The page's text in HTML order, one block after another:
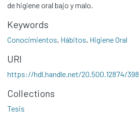
Communities & Collections
All of DSpace
Statistics
de higiene oral bajo y malo.
Keywords
Conocimientos, Hábitos, Higiene Oral
URI
https://hdl.handle.net/20.500.12874/398
Collections
Tesis